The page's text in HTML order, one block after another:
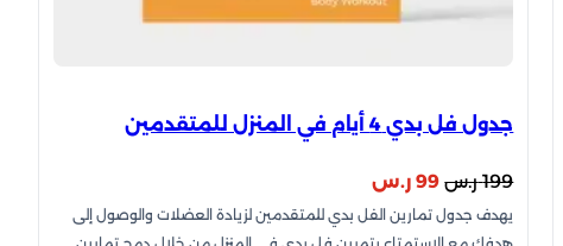
جدول فل بدي 4 أيام في المنزل للمتقدمين
199 ر.س السعر
الأصلي
99 ر.سالسعر
الحالي
يهدف جدول تمارين الفل بدي للمتقدمين لزيادة العضلات والوصول إلى